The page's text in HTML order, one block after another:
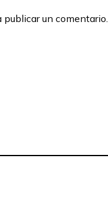
publicar un comentario.